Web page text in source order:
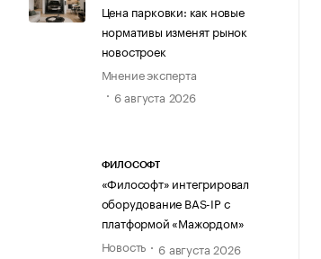
Цена парковки: как новые
нормативы изменят рынок
новостроек
Мнение эксперта
6 августа 2026
ФИЛОСОФТ
«Философт» интегрировал
оборудование BAS-IP с
платформой «Мажордом»
Новость
6 августа 2026